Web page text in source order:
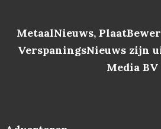
MetaalNieuws,
VerspaningsNieuws zijn
Media BV